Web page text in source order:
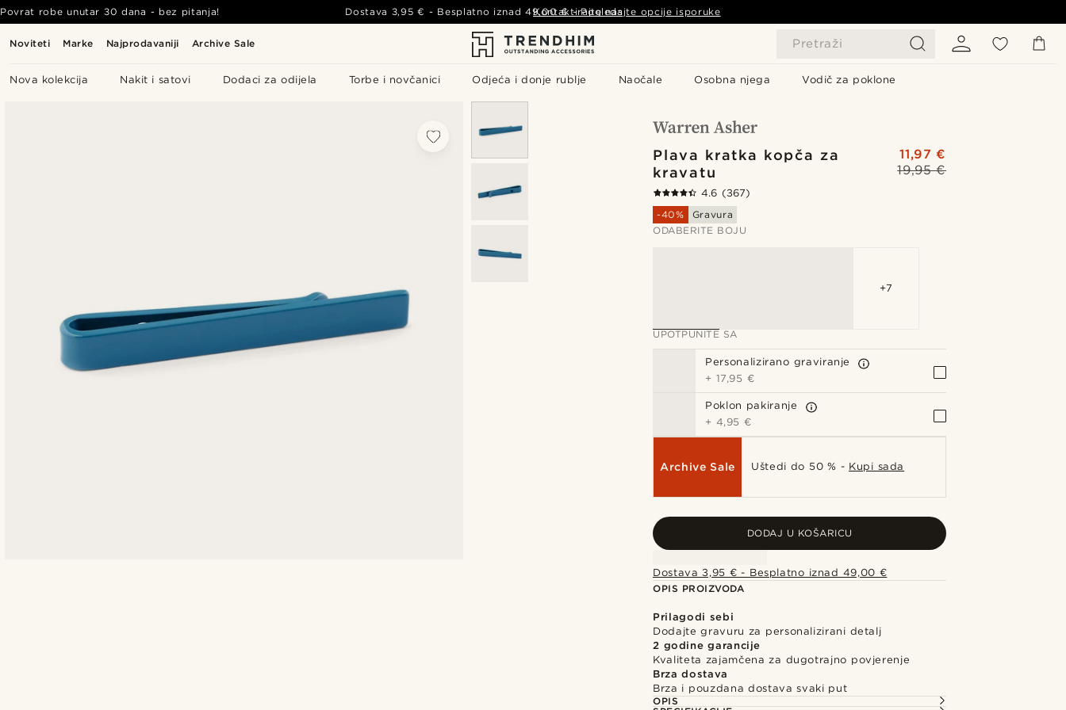
Noviteti Marke Najprodavaniji Archive Sale Pretraži
Nova kolekcija Nakit i satovi Dodaci za odijela Torbe i novčanici Odjeća i donje rublje Naočale Osobna njega Vodič za poklone
Povrat robe unutar 30 dana - bez pitanja! Dostava 3,95 € - Besplatno iznad49,00 € - Pogledajte opcije isporuke
Kontaktirajte nas
Plava kratka kopča za
kravatu
19,95 €
11,97 €
4.6 (367)
-40%
Gravura
ODABERITE BOJU
+7
UPOTPUNITE SA
Personalizirano graviranje
+ 17,95 €
Poklon pakiranje
+ 4,95 €
Archive Sale Uštedi do 50 % - Kupi sada
DODAJ U KOŠARICU
Dostava 3,95 € - Besplatno iznad 49,00 €
OPIS PROIZVODA
Prilagodi sebi
Dodajte gravuru za personalizirani detalj
2 godine garancije
Kvaliteta zajamčena za dugotrajno povjerenje
Brza dostava
Brza i pouzdana dostava svaki put
OPIS